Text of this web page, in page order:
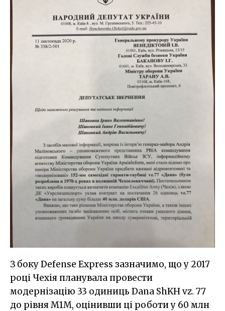
З боку Defense Express зазначимо, що у 2017
році Чехія планувала провести
модернізацію 33 одиниць Dana ShKH vz. 77
до рівня M1M, оцінивши ці роботи у 60 млн